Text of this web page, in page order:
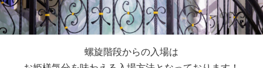
螺旋階段からの入場は